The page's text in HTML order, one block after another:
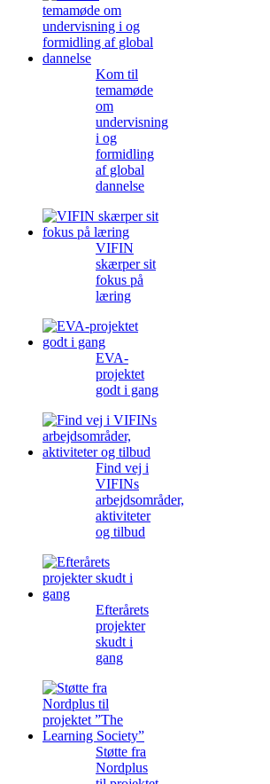
Kom til
temamøde
om
undervisning
i og
formidling
af global
dannelse
VIFIN
skærper sit
fokus på
læring
EVA-
projektet
godt i gang
Find vej i
VIFINs
arbejdsområder,
aktiviteter
og tilbud
Efterårets
projekter
skudt i
gang
Støtte fra
Nordplus